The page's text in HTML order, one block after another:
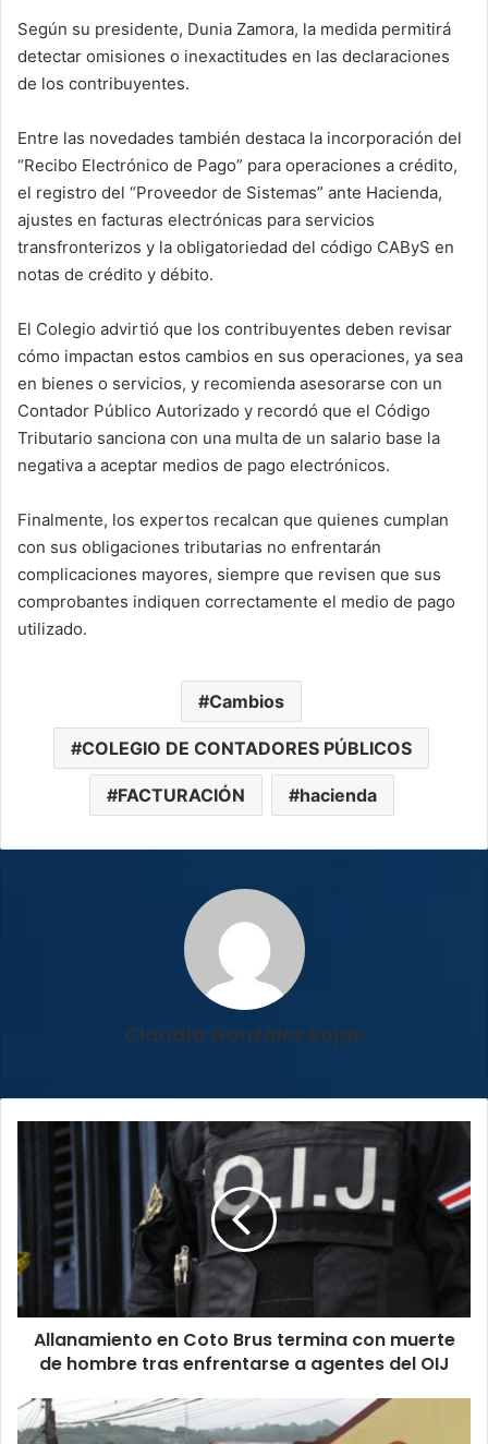
Según su presidente, Dunia Zamora, la medida permitirá
detectar omisiones o inexactitudes en las declaraciones
de los contribuyentes.
Entre las novedades también destaca la incorporación del
“Recibo Electrónico de Pago” para operaciones a crédito,
el registro del “Proveedor de Sistemas” ante Hacienda,
ajustes en facturas electrónicas para servicios
transfronterizos y la obligatoriedad del código CAByS en
notas de crédito y débito.
El Colegio advirtió que los contribuyentes deben revisar
cómo impactan estos cambios en sus operaciones, ya sea
en bienes o servicios, y recomienda asesorarse con un
Contador Público Autorizado y recordó que el Código
Tributario sanciona con una multa de un salario base la
negativa a aceptar medios de pago electrónicos.
Finalmente, los expertos recalcan que quienes cumplan
con sus obligaciones tributarias no enfrentarán
complicaciones mayores, siempre que revisen que sus
comprobantes indiquen correctamente el medio de pago
utilizado.
Cambios
COLEGIO DE CONTADORES PÚBLICOS
FACTURACIÓN hacienda
Claudia González Rojas
Allanamiento
termina
muerte
de
hombre
tras
enfrentarse
agentes
del
Allanamiento en Coto Brus termina con muerte
de hombre tras enfrentarse a agentes del OIJ
Expertos
revelan